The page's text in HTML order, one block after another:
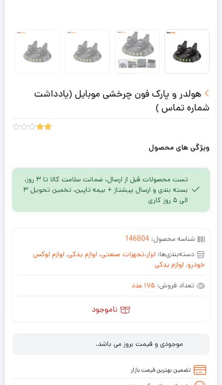
هولدر و پارک فون چرخشی موبایل (یادداشت
شماره تماس )
مشتری
ویژگی های محصول
تست محصولات قبل از ارسال، ضمانت سلامت کالا تا ۳ روز،
بسته بندی و ارسال پیشتاز + بیمه تاپین، تخمین تحویل ۳
الی ۵ روز کاری
شناسه محصول: 146804
دسته‌بندی‌ها: ابزار،تجهزات صنعتی، لوازم یدکی, لوازم لوکس
خودرو, لوازم یدکی
تعداد فروش: 175 عدد
ناموجود
موجودی و قیمت بروز می باشد.
تضمین بهترین قیمت بازار